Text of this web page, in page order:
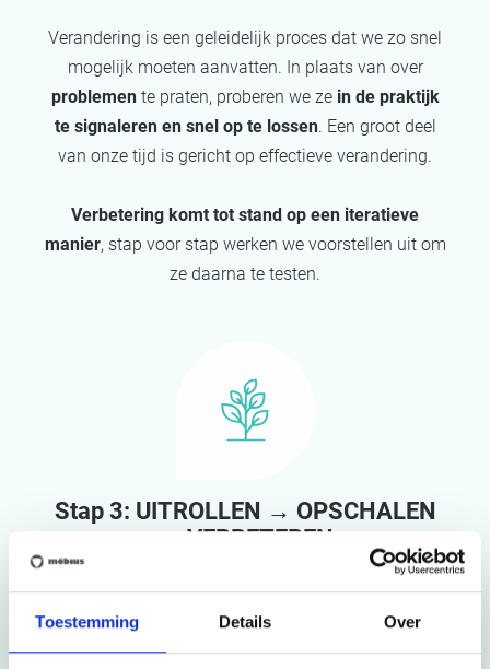
Toestemming Details Over
Verandering is een geleidelijk proces dat we zo snel
mogelijk moeten aanvatten. In plaats van over
problemente praten, proberen we ze in de praktijk
te signaleren en snel op te lossen. Een groot deel
van onze tijd is gericht op effectieve verandering.​
Verbetering komt tot stand op een iteratieve
manier, stap voor stap werken we voorstellen uit om
ze daarna te testen.
Stap 3: UITROLLEN → OPSCHALEN
→ VERBETEREN
Zorgvuldig geteste verbetervoorstellen bieden meer
garanties voor succes op grotere schaal. ​